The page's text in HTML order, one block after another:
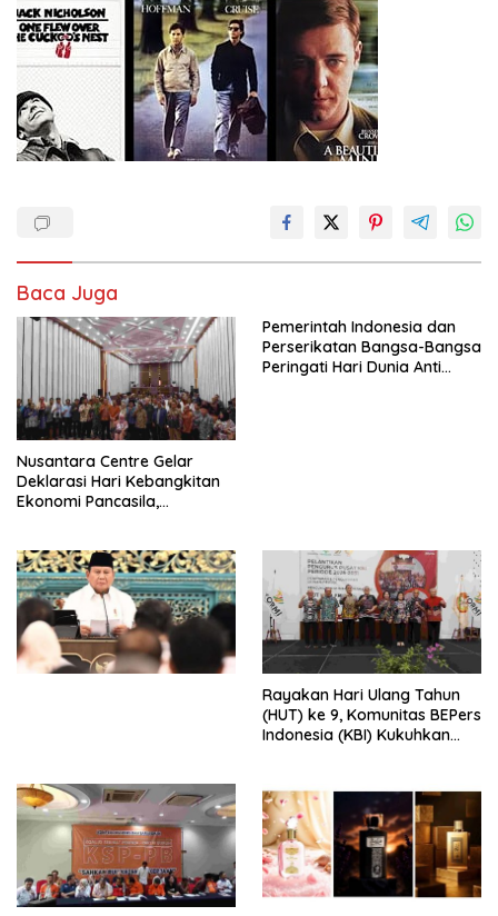
Baca Juga
Nusantara Centre Gelar
Deklarasi Hari Kebangkitan
Ekonomi Pancasila,
Penjajahan (Pergolakan
Ekonomi Politik Indonesia) &
Simposium Nasional “Urgensi
Undang-Undang
Perekonomian Nasional dan
Kesejahteraan Sosial dalam
Pemerintah Indonesia dan
Perserikatan Bangsa-Bangsa
Peringati Hari Dunia Anti
Rayakan Hari Ulang Tahun
(HUT) ke 9, Komunitas BEPers
Indonesia (KBI) Kukuhkan
Tema: “Penguatan dan
Pengembangan Organisasi
KBI yang Berbasis Riset di
seluruh Indonesia dan
Mancanegara”.